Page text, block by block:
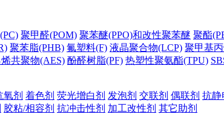
聚甲醛(POM) 聚苯醚(PPO)和改性聚苯醚 聚酯
聚苯脂(PHB) 氟塑料(F) 液晶聚合物(LCP) 聚甲基
共聚物(AES) 酚醛树脂(PF) 热塑性聚氨酯(TPU)
氧剂 着色剂 荧光增白剂 发泡剂 交联剂 偶联剂 抗静
胶粘/相容剂 抗冲击性剂 加工改性剂 其它助剂